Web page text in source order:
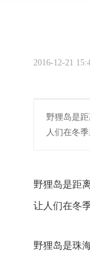
2016-12-21
野狸岛是
人们在冬
野狸岛是距
让人们在冬
野狸岛是珠